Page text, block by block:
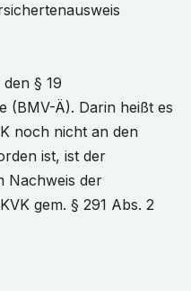
§ 19
(BMV-Ä). Darin heißt es
noch nicht an den
ist, ist der
Nachweis der
gem. § 291 Abs. 2